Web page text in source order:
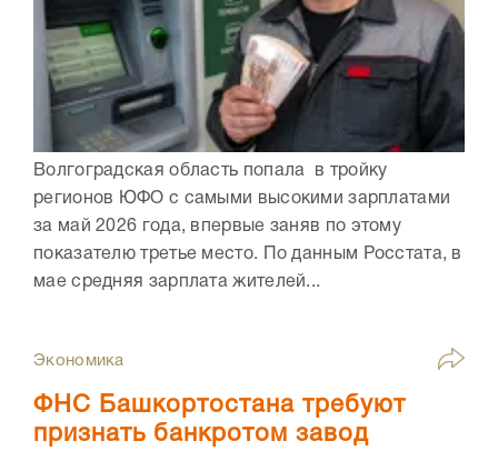
Волгоградская область попала в тройку
регионов ЮФО с самыми высокими зарплатами
за май 2026 года, впервые заняв по этому
показателю третье место. По данным Росстата, в
мае средняя зарплата жителей...
Экономика
ФНС Башкортостана требуют
признать банкротом завод